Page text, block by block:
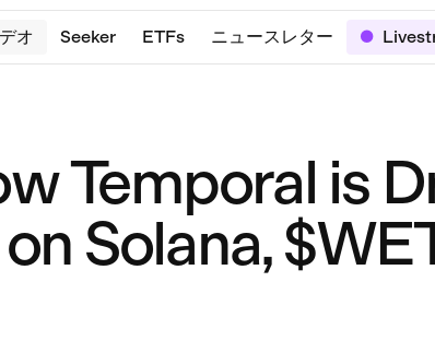
オ Seeker ETFs ニュースレター
Temporal is
Solana,